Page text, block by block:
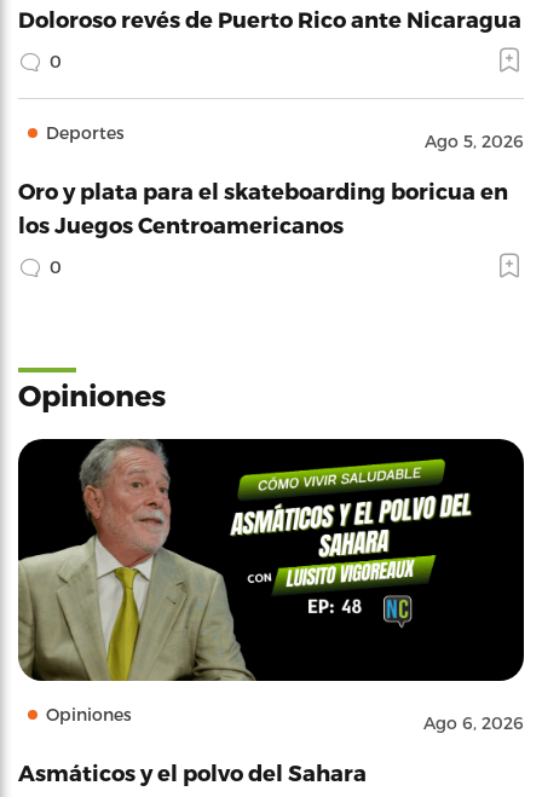
Doloroso revés de Puerto Rico ante Nicaragua
0
Deportes Ago 5, 2026
Oro y plata para el skateboarding boricua en
los Juegos Centroamericanos
0
Opiniones
Opiniones Ago 6, 2026
Asmáticos y el polvo del Sahara